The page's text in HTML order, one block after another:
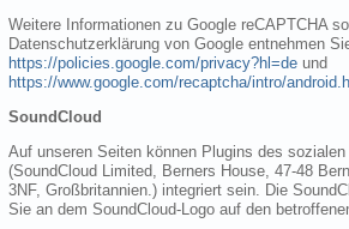
Weitere Informationen zu Google reCAPTCHA
Datenschutzerklärung von Google entnehmen
https://policies.google.com/privacy?hl=de und
https://www.google.com/recaptcha/intro/
SoundCloud
Auf unseren Seiten können Plugins des
(SoundCloud Limited, Berners House, 47-48
3NF, Großbritannien.) integriert sein. Die
Sie an dem SoundCloud-Logo auf den